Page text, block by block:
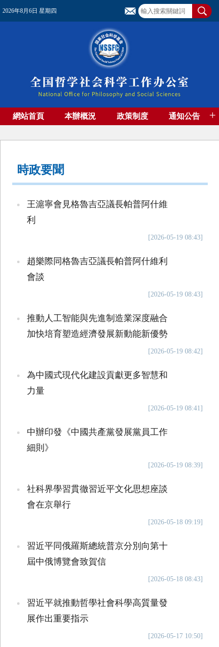
2026年8月6日 星期四
網站首頁 本辦概況 政策制度 通知公告 +
時政要聞
王滬寧會見格魯吉亞議長帕普阿什維
利
[2026-05-19 08:43]
趙樂際同格魯吉亞議長帕普阿什維利
會談
[2026-05-19 08:43]
推動人工智能與先進制造業深度融合
加快培育塑造經濟發展新動能新優勢
[2026-05-19 08:42]
為中國式現代化建設貢獻更多智慧和
力量
[2026-05-19 08:41]
中辦印發《中國共產黨發展黨員工作
細則》
[2026-05-19 08:39]
社科界學習貫徹習近平文化思想座談
會在京舉行
[2026-05-18 09:19]
習近平同俄羅斯總統普京分別向第十
屆中俄博覽會致賀信
[2026-05-18 08:43]
習近平就推動哲學社會科學高質量發
展作出重要指示
[2026-05-17 10:50]